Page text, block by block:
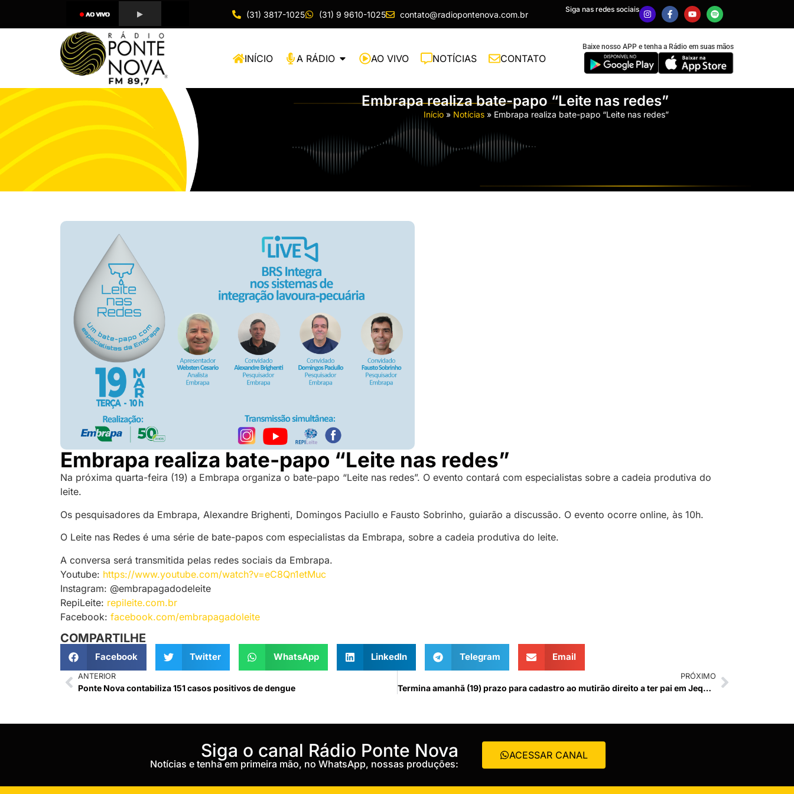
(31) 3817-1025 (31) 9 9610-1025 contato@radiopontenova.com.br Siga nas redes sociais
INÍCIO A RÁDIO AO VIVO NOTÍCIAS CONTATO
Baixe nosso APP e tenha a Rádio em suas mãos
Embrapa realiza bate-papo “Leite nas redes”
Início » Notícias » Embrapa realiza bate-papo “Leite nas redes”
Embrapa realiza bate-papo “Leite nas redes”
Na próxima quarta-feira (19) a Embrapa organiza o bate-papo “Leite nas redes”. O evento contará com especialistas sobre a cadeia produtiva do
leite.
Os pesquisadores da Embrapa, Alexandre Brighenti, Domingos Paciullo e Fausto Sobrinho, guiarão a discussão. O evento ocorre online, às 10h.
O Leite nas Redes é uma série de bate-papos com especialistas da Embrapa, sobre a cadeia produtiva do leite.
A conversa será transmitida pelas redes sociais da Embrapa.
Youtube: https://www.youtube.com/watch?v=eC8Qn1etMuc
Instagram: @embrapagadodeleite
RepiLeite: repileite.com.br
Facebook: facebook.com/embrapagadoleite
COMPARTILHE
Facebook Twitter WhatsApp LinkedIn Telegram Email
ANTERIOR
Ponte Nova contabiliza 151 casos positivos de dengue
PRÓXIMO
Termina amanhã (19) prazo para cadastro ao mutirão direito a ter pai em Jequeri
‎Siga o canal Rádio Ponte Nova
Notícias e tenha em primeira mão, no WhatsApp, nossas produções:
ACESSAR CANAL